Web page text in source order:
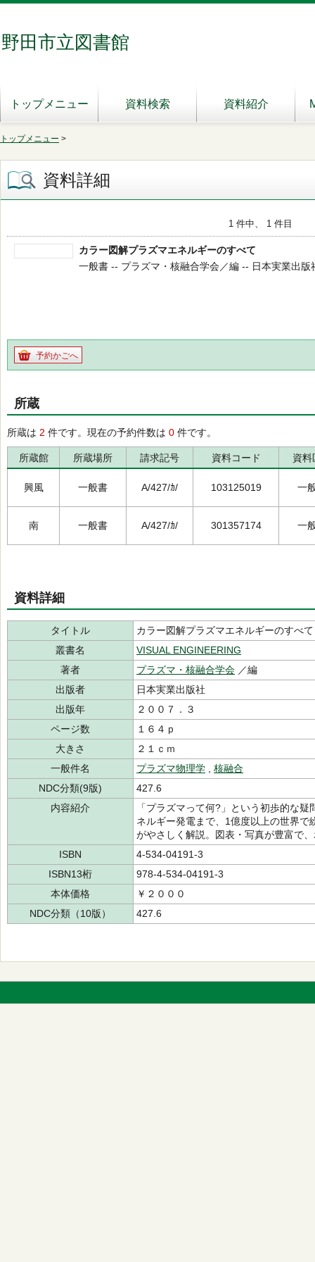
野田市立図書館
トップメニュー 資料検索 資料紹介
トップメニュー >
資料詳細
1 件中、 1 件目
カラー図解プラズマエネルギーのすべて
一般書 -- プラズマ・核融合学会／編 -- 日本実業出
予約かごへ
所蔵
所蔵は 2 件です。現在の予約件数は 0 件です。
所蔵館 所蔵場所 請求記号 資料コード 資料
興風 一般書 A/427/ｶ/ 103125019 一
南 一般書 A/427/ｶ/ 301357174 一
資料詳細
タイトル
カラー図解プラズマエネルギーのすべて
叢書名
VISUAL ENGINEERING
著者
プラズマ・核融合学会 ／編
出版者
日本実業出版社
出版年
２００７．３
ページ数
１６４ｐ
大きさ
２１ｃｍ
一般件名
プラズマ物理学
核融合
NDC分類(9版)
427.6
内容紹介
「プラズマって何?」という初歩的な
ネルギー発電まで、1億度以上の世界
がやさしく解説。図表・写真が豊富で
ISBN
4-534-04191-3
ISBN13桁
978-4-534-04191-3
本体価格
￥２０００
NDC分類（10版）
427.6